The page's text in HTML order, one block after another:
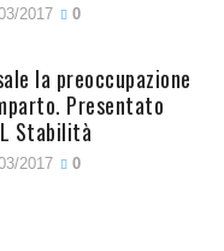
2017 0
la preoccupazione
Presentato
Stabilità
2017 0